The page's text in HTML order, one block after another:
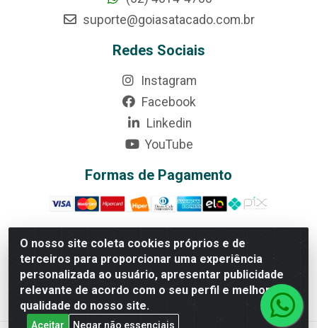
O nosso site coleta cookies próprios e de
terceiros para proporcionar uma experiência
personalizada ao usuário, apresentar publicidade
relevante de acordo com o seu perfil e melhorar a
qualidade do nosso site.
Aceitar Negar não essenciais
suporte@goiasatacado.com.br
Redes Sociais
Instagram
Facebook
Linkedin
YouTube
Formas de Pagamento
Rede Brasil - Avenida Universitária, nº 3860, Jardim das
Américas II Etapa - Anápolis/GO - CEP 75070-415 - CNPJ
07.728.073/0002-24